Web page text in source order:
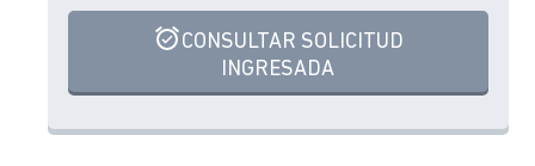
CONSULTAR SOLICITUD
INGRESADA